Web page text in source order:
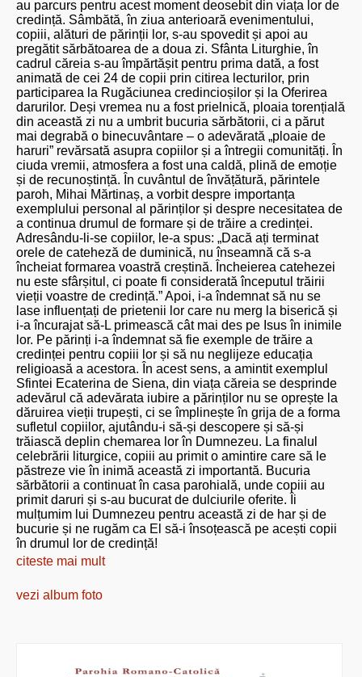
au parcurs pentru acest moment deosebit din viața lor de
credință. Sâmbătă, în ziua anterioară evenimentului,
copiii, alături de părinții lor, s-au spovedit și apoi au
pregătit sărbătoarea de a doua zi. Sfânta Liturghie, în
cadrul căreia s-au împărtășit pentru prima dată, a fost
animată de cei 24 de copii prin citirea lecturilor, prin
participarea la Rugăciunea credincioșilor și la Oferirea
darurilor. Deși vremea nu a fost prielnică, ploaia torențială
din această zi nu a umbrit bucuria sărbătorii, ci a părut
mai degrabă o binecuvântare – o adevărată „ploaie de
haruri” revărsată asupra copiilor și a întregii comunități. În
ciuda vremii, atmosfera a fost una caldă, plină de emoție
și de recunoștință. În cuvântul de învățătură, părintele
paroh, Mihai Mărtinaș, a vorbit despre importanța
exemplului personal al părinților și despre necesitatea de
a continua drumul de formare și de trăire a credinței.
Adresându-li-se copiilor, le-a spus: „Dacă ați terminat
orele de cateheză de duminică, nu înseamnă că s-a
încheiat formarea voastră creștină. Încheierea catehezei
nu este sfârșitul, ci poate fi considerată începutul trăirii
vieții voastre de credință.” Apoi, i-a îndemnat să nu se
lase influențați de prietenii lor care nu merg la biserică și
i-a încurajat să-L primească cât mai des pe Isus în inimile
lor. Pe părinți i-a îndemnat să fie exemple de trăire a
credinței pentru copiii lor și să nu neglijeze educația
religioasă a acestora. În acest sens, a amintit exemplul
Sfintei Ecaterina de Siena, din viața căreia se desprinde
adevărul că adevărata iubire a părinților nu se oprește la
dăruirea vieții trupești, ci se împlinește în grija de a forma
sufletul copiilor, ajutându-i să-și descopere și să-și
trăiască deplin chemarea lor în Dumnezeu. La finalul
celebrării liturgice, copiii au primit o amintire care să le
păstreze vie în inimă această zi importantă. Bucuria
sărbătorii a continuat în casa parohială, unde copiii au
primit daruri și s-au bucurat de dulciurile oferite. Îi
mulțumim lui Dumnezeu pentru această zi de har și de
bucurie și ne rugăm ca El să-i însoțească pe acești copii
în drumul lor de credință!
citeste mai mult
vezi album foto